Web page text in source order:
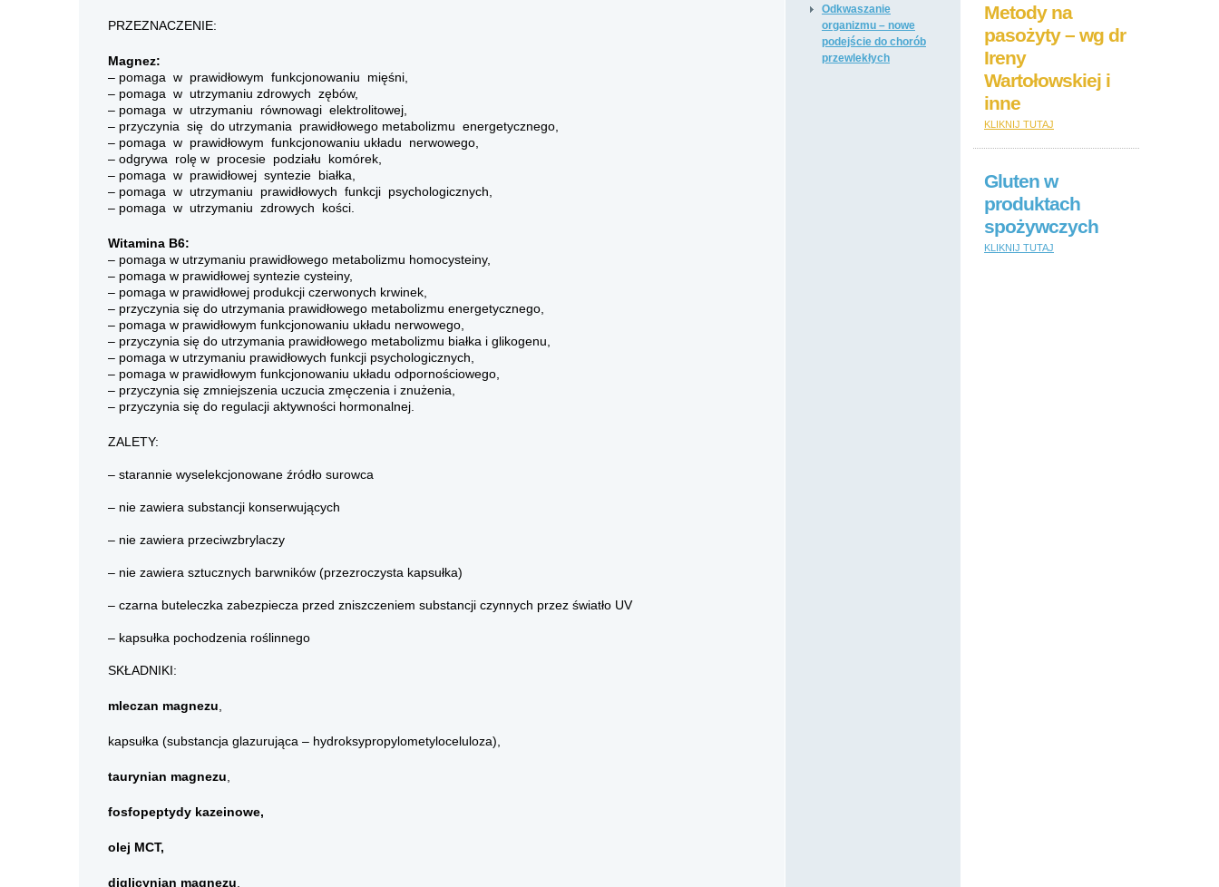
PRZEZNACZENIE:
Magnez:
– pomaga w prawidłowym funkcjonowaniu mięśni,
– pomaga w utrzymaniu zdrowych zębów,
– pomaga w utrzymaniu równowagi elektrolitowej,
– przyczynia się do utrzymania prawidłowego metabolizmu energetycznego,
– pomaga w prawidłowym funkcjonowaniu układu nerwowego,
– odgrywa rolę w procesie podziału komórek,
– pomaga w prawidłowej syntezie białka,
– pomaga w utrzymaniu prawidłowych funkcji psychologicznych,
– pomaga w utrzymaniu zdrowych kości.
Witamina B6:
– pomaga w utrzymaniu prawidłowego metabolizmu homocysteiny,
– pomaga w prawidłowej syntezie cysteiny,
– pomaga w prawidłowej produkcji czerwonych krwinek,
– przyczynia się do utrzymania prawidłowego metabolizmu energetycznego,
– pomaga w prawidłowym funkcjonowaniu układu nerwowego,
– przyczynia się do utrzymania prawidłowego metabolizmu białka i glikogenu,
– pomaga w utrzymaniu prawidłowych funkcji psychologicznych,
– pomaga w prawidłowym funkcjonowaniu układu odpornościowego,
– przyczynia się zmniejszenia uczucia zmęczenia i znużenia,
– przyczynia się do regulacji aktywności hormonalnej.
ZALETY:
– starannie wyselekcjonowane źródło surowca
– nie zawiera substancji konserwujących
– nie zawiera przeciwzbrylaczy
– nie zawiera sztucznych barwników (przezroczysta kapsułka)
– czarna buteleczka zabezpiecza przed zniszczeniem substancji czynnych przez światło UV
– kapsułka pochodzenia roślinnego
SKŁADNIKI:
mleczan magnezu
kapsułka (substancja glazurująca – hydroksypropylometyloceluloza),
taurynian magnezu
fosfopeptydy kazeinowe,
olej MCT,
diglicynian magnezu
Odkwaszanie
organizmu – nowe
podejście do chorób
przewlekłych
Metody na
pasożyty – wg dr
Ireny
Wartołowskiej i
inne
KLIKNIJ TUTAJ
Gluten w
produktach
spożywczych
KLIKNIJ TUTAJ